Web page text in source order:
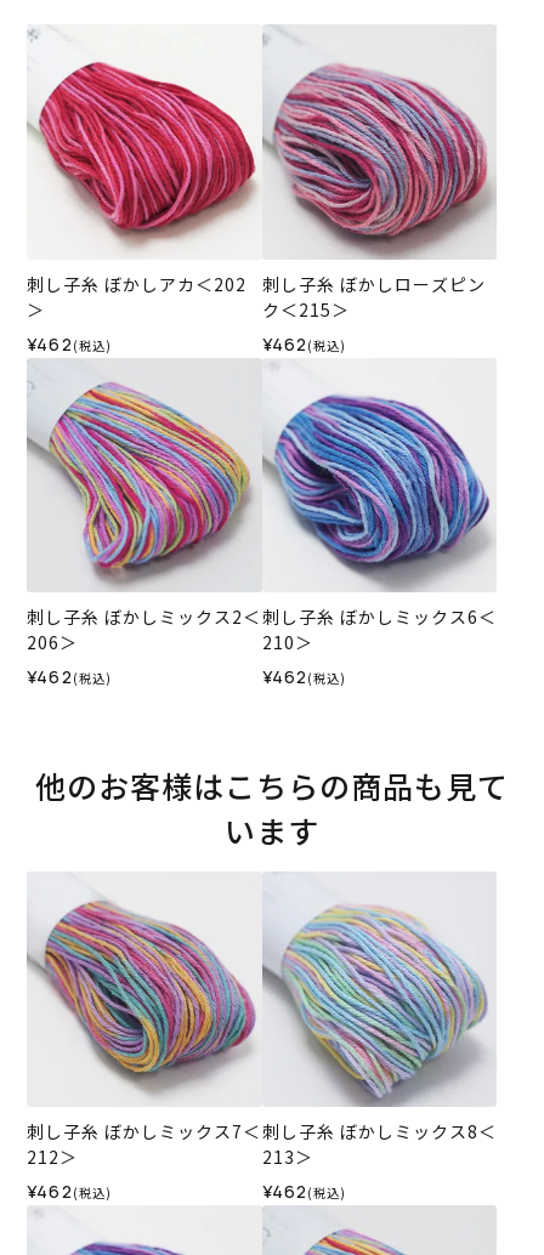
刺し子糸 ぼかしアカ＜202
＞
¥462 (税込)
刺し子糸 ぼかしローズピン
ク＜215＞
¥462 (税込)
刺し子糸 ぼかしミックス2＜
206＞
¥462 (税込)
刺し子糸 ぼかしミックス6＜
210＞
¥462 (税込)
他のお客様はこちらの商品も見て
います
刺し子糸 ぼかしミックス7＜
212＞
¥462 (税込)
刺し子糸 ぼかしミックス8＜
213＞
¥462 (税込)